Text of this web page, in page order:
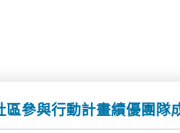
參與行動計畫績優團隊